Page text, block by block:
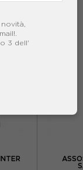
3 dell'